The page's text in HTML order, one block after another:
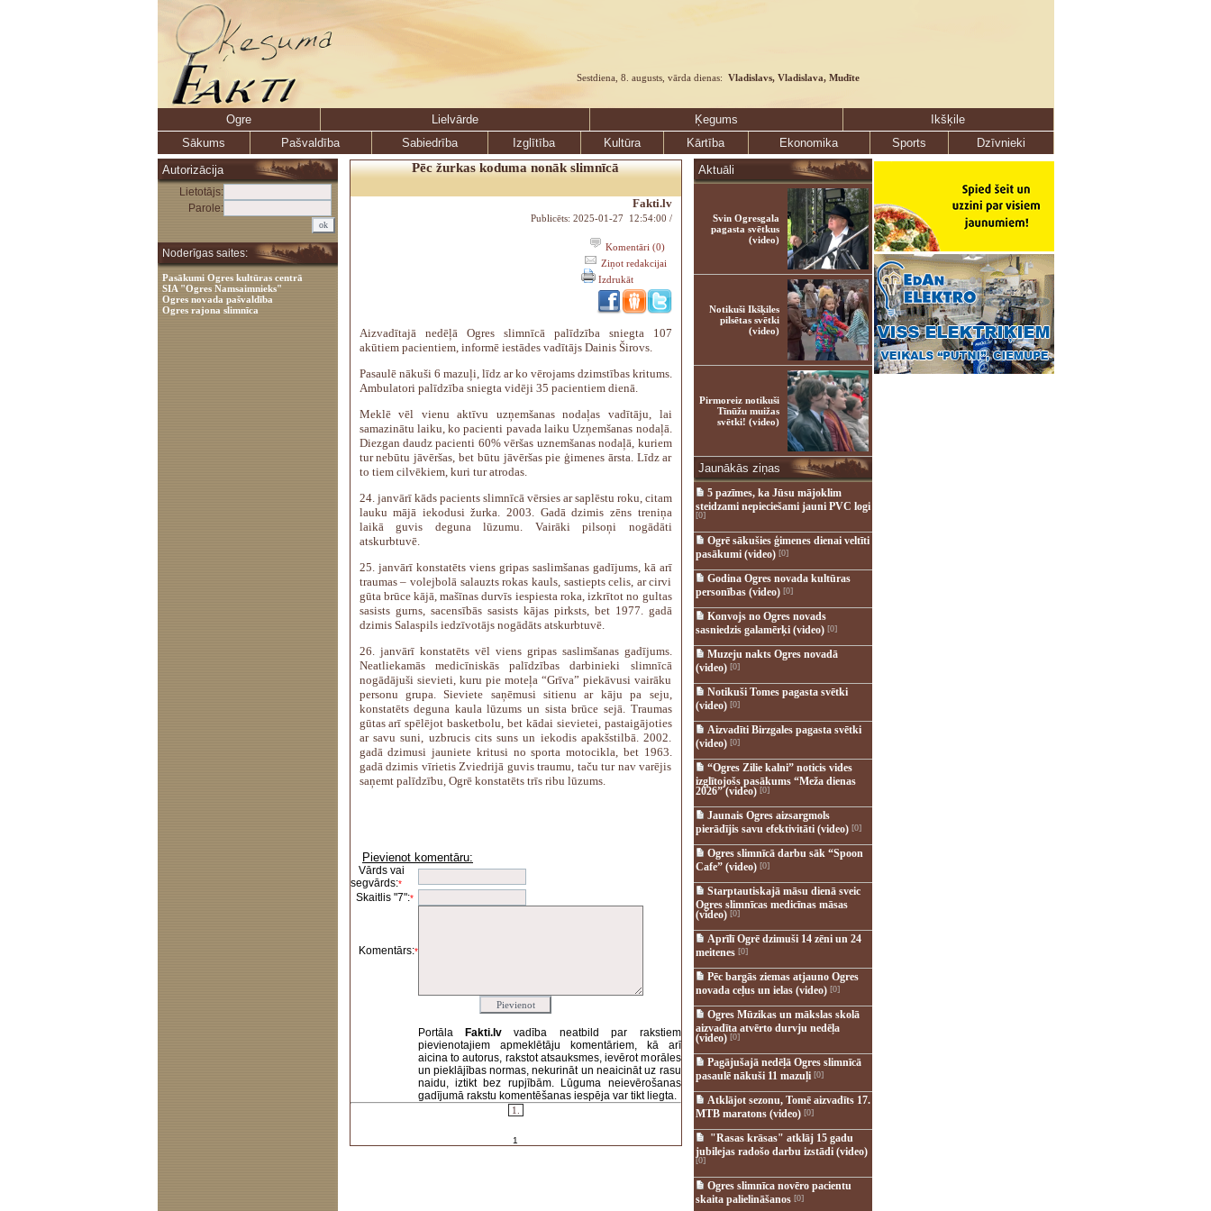
Sestdiena, 8. augusts, vārda dienas: Vladislavs, Vladislava, Mudīte
Ogre Lielvārde Ķegums
Ikšķile
Sākums
Pašvaldība Sabiedrība Izglītība Kultūra Kārtība Ekonomika Sports
Dzīvnieki
Autorizācija
Lietotājs:
Parole:
Noderīgas saites:
Pasākumi Ogres kultūras centrā
SIA "Ogres Namsaimnieks"
Ogres novada pašvaldība
Ogres rajona slimnīca
Pēc žurkas koduma nonāk slimnīcā
Fakti.lv
Publicēts: 2025-01-27 12:54:00 /
Komentāri (0)
Ziņot redakcijai
Izdrukāt
Aizvadītajā nedēļā Ogres slimnīcā palīdzība sniegta 107
akūtiem pacientiem, informē iestādes vadītājs Dainis Širovs.
Pasaulē nākuši 6 mazuļi, līdz ar ko vērojams dzimstības kritums.
Ambulatori palīdzība sniegta vidēji 35 pacientiem dienā.
Meklē vēl vienu aktīvu uzņemšanas nodaļas vadītāju, lai
samazinātu laiku, ko pacienti pavada laiku Uzņemšanas nodaļā.
Diezgan daudz pacienti 60% vēršas uznemšanas nodaļā, kuriem
tur nebūtu jāvēršas, bet būtu jāvēršas pie ģimenes ārsta. Līdz ar
to tiem cilvēkiem, kuri tur atrodas.
24. janvārī kāds pacients slimnīcā vērsies ar saplēstu roku, citam
lauku mājā iekodusi žurka. 2003. Gadā dzimis zēns treniņa
laikā guvis deguna lūzumu. Vairāki pilsoņi nogādāti
atskurbtuvē.
25. janvārī konstatēts viens gripas saslimšanas gadījums, kā arī
traumas – volejbolā salauzts rokas kauls, sastiepts celis, ar cirvi
gūta brūce kājā, mašīnas durvīs iespiesta roka, izkrītot no gultas
sasists gurns, sacensībās sasists kājas pirksts, bet 1977. gadā
dzimis Salaspils iedzīvotājs nogādāts atskurbtuvē.
26. janvārī konstatēts vēl viens gripas saslimšanas gadījums.
Neatliekamās medicīniskās palīdzības darbinieki slimnīcā
nogādājuši sievieti, kuru pie moteļa “Grīva” piekāvusi vairāku
personu grupa. Sieviete saņēmusi sitienu ar kāju pa seju,
konstatēts deguna kaula lūzums un sista brūce sejā. Traumas
gūtas arī spēlējot basketbolu, bet kādai sievietei, pastaigājoties
ar savu suni, uzbrucis cits suns un iekodis apakšstilbā. 2002.
gadā dzimusi jauniete kritusi no sporta motocikla, bet 1963.
gadā dzimis vīrietis Zviedrijā guvis traumu, taču tur nav varējis
saņemt palīdzību, Ogrē konstatēts trīs ribu lūzums.
Pievienot komentāru:
Vārds vai
segvārds:*
Skaitlis "7":*
Komentārs:*
Portāla Fakti.lvvadība neatbild par rakstiem
pievienotajiem apmeklētāju komentāriem, kā arī
aicina to autorus, rakstot atsauksmes, ievērot morāles
un pieklājības normas, nekurināt un neaicināt uz rasu
naidu, iztikt bez rupjībām. Lūguma neievērošanas
gadījumā rakstu komentēšanas iespēja var tikt liegta.
1.
1
Aktuāli
Svin Ogresgala
pagasta svētkus
(video)
Notikuši Ikšķiles
pilsētas svētki
(video)
Pirmoreiz notikuši
Tīnūžu muižas
svētki! (video)
Jaunākās ziņas
5 pazīmes, ka Jūsu mājoklim
steidzami nepieciešami jauni PVC logi
[0]
Ogrē sākušies ģimenes dienai veltīti
pasākumi (video)[0]
Godina Ogres novada kultūras
personības (video)[0]
Konvojs no Ogres novads
sasniedzis galamērķi (video)[0]
Muzeju nakts Ogres novadā
(video)[0]
Notikuši Tomes pagasta svētki
(video)[0]
Aizvadīti Birzgales pagasta svētki
(video)[0]
“Ogres Zilie kalni” noticis vides
izglītojošs pasākums “Meža dienas
2026” (video)[0]
Jaunais Ogres aizsargmols
pierādījis savu efektivitāti (video)[0]
Ogres slimnīcā darbu sāk “Spoon
Cafe” (video)[0]
Starptautiskajā māsu dienā sveic
Ogres slimnīcas medicīnas māsas
(video)[0]
Aprīlī Ogrē dzimuši 14 zēni un 24
meitenes [0]
Pēc bargās ziemas atjauno Ogres
novada ceļus un ielas (video)[0]
Ogres Mūzikas un mākslas skolā
aizvadīta atvērto durvju nedēļa
(video)[0]
Pagājušajā nedēļā Ogres slimnīcā
pasaulē nākuši 11 mazuļi[0]
Atklājot sezonu, Tomē aizvadīts 17.
MTB maratons (video)[0]
"Rasas krāsas" atklāj 15 gadu
jubilejas radošo darbu izstādi (video)
[0]
Ogres slimnīca novēro pacientu
skaita palielināšanos [0]